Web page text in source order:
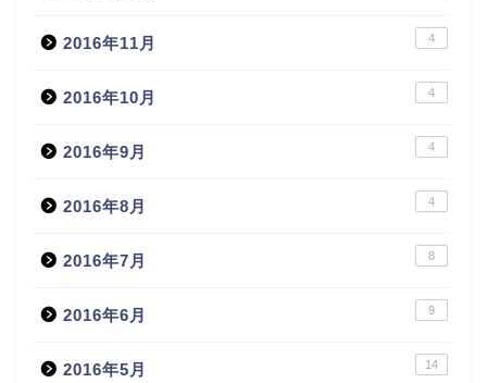
2016年11月 4
2016年10月 4
2016年9月 4
2016年8月 4
2016年7月 8
2016年6月 9
2016年5月 14